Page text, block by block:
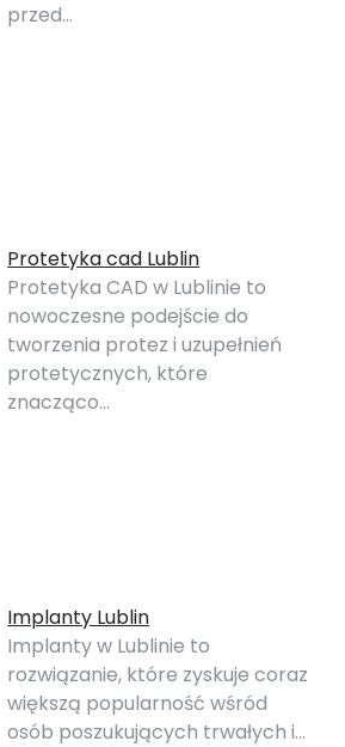
przed…
Protetyka cad Lublin
Protetyka CAD w Lublinie to
nowoczesne podejście do
tworzenia protez i uzupełnień
protetycznych, które
znacząco…
Implanty Lublin
Implanty w Lublinie to
rozwiązanie, które zyskuje coraz
większą popularność wśród
osób poszukujących trwałych i…